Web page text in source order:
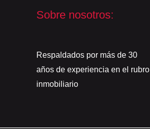
Sobre nosotros:
Respaldados por más de 30
años de experiencia en el rubro
inmobiliario